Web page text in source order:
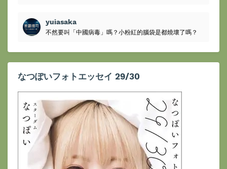
yuiasaka
不然要叫「中國病毒」嗎？小粉紅的腦袋是都燒壞了嗎？
なつぽいフォトエッセイ 29/30